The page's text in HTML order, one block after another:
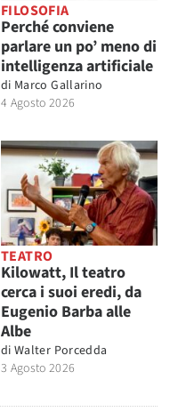
FILOSOFIA
Perché conviene
parlare un po’ meno di
intelligenza artificiale
di Marco Gallarino
4 Agosto 2026
TEATRO
Kilowatt, Il teatro
cerca i suoi eredi, da
Eugenio Barba alle
Albe
di Walter Porcedda
3 Agosto 2026